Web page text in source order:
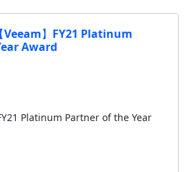
Veeam】FY21 Platinum
Award
Platinum Partner of the Year